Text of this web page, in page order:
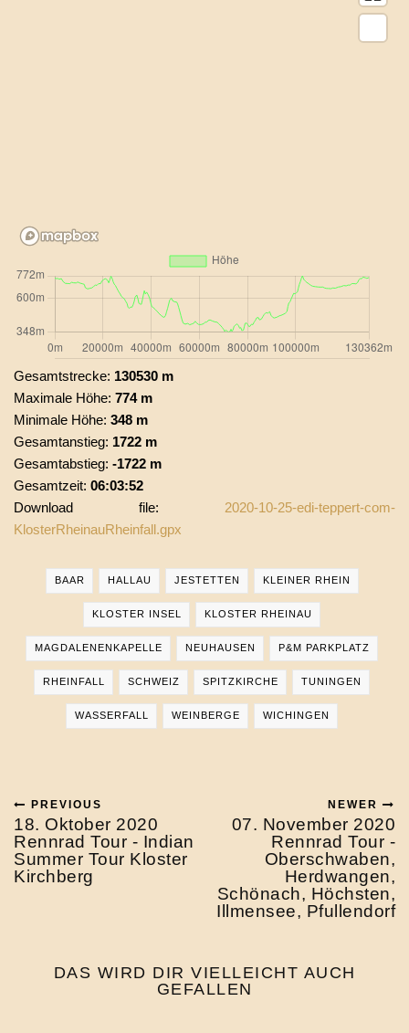
Gesamtstrecke: 130530 m
Maximale Höhe: 774 m
Minimale Höhe: 348 m
Gesamtanstieg: 1722 m
Gesamtabstieg: -1722 m
Gesamtzeit: 06:03:52
Download file: 2020-10-25-edi-teppert-com-
KlosterRheinauRheinfall.gpx
BAAR HALLAU JESTETTEN KLEINER RHEIN
KLOSTER INSEL KLOSTER RHEINAU
MAGDALENENKAPELLE NEUHAUSEN P&M PARKPLATZ
RHEINFALL SCHWEIZ SPITZKIRCHE TUNINGEN
WASSERFALL WEINBERGE WICHINGEN
PREVIOUS
18. Oktober 2020
Rennrad Tour - Indian
Summer Tour Kloster
Kirchberg
NEWER
07. November 2020
Rennrad Tour -
Oberschwaben,
Herdwangen,
Schönach, Höchsten,
Illmensee, Pfullendorf
DAS WIRD DIR VIELLEICHT AUCH
GEFALLEN